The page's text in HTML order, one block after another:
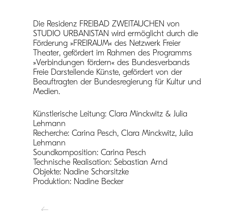
Die Residenz FREIBAD ZWEITAUCHEN von
STUDIO URBANISTAN wird ermöglicht durch die
Förderung »FREIRAUM« des Netzwerk Freier
Theater, gefördert im Rahmen des Programms
»Verbindungen fördern« des Bundesverbands
Freie Darstellende Künste, gefördert von der
Beauftragten der Bundesregierung für Kultur und
Medien.
Künstlerische Leitung: Clara Minckwitz & Julia
Lehmann
Recherche: Carina Pesch, Clara Minckwitz, Julia
Lehmann
Soundkomposition: Carina Pesch
Technische Realisation: Sebastian Arnd
Objekte: Nadine Scharsitzke
Produktion: Nadine Becker